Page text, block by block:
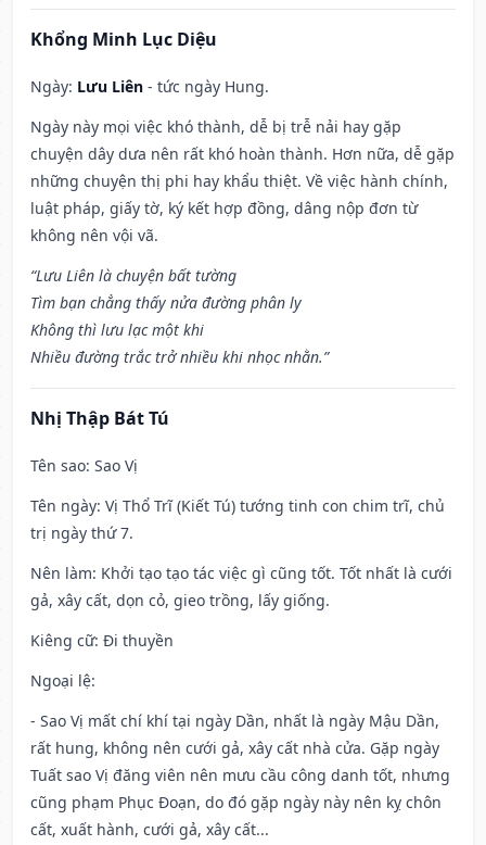
Khổng Minh Lục Diệu
Ngày: Lưu Liên - tức ngày Hung.
Ngày này mọi việc khó thành, dễ bị trễ nải hay gặp
chuyện dây dưa nên rất khó hoàn thành. Hơn nữa, dễ gặp
những chuyện thị phi hay khẩu thiệt. Về việc hành chính,
luật pháp, giấy tờ, ký kết hợp đồng, dâng nộp đơn từ
không nên vội vã.
“Lưu Liên là chuyện bất tường
Tìm bạn chẳng thấy nửa đường phân ly
Không thì lưu lạc một khi
Nhiều đường trắc trở nhiều khi nhọc nhằn.”
Nhị Thập Bát Tú
Tên sao: Sao Vị
Tên ngày: Vị Thổ Trĩ (Kiết Tú) tướng tinh con chim trĩ, chủ
trị ngày thứ 7.
Nên làm: Khởi tạo tạo tác việc gì cũng tốt. Tốt nhất là cưới
gả, xây cất, dọn cỏ, gieo trồng, lấy giống.
Kiêng cữ: Đi thuyền
Ngoại lệ:
- Sao Vị mất chí khí tại ngày Dần, nhất là ngày Mậu Dần,
rất hung, không nên cưới gả, xây cất nhà cửa. Gặp ngày
Tuất sao Vị đăng viên nên mưu cầu công danh tốt, nhưng
cũng phạm Phục Đoạn, do đó gặp ngày này nên kỵ chôn
cất, xuất hành, cưới gả, xây cất...